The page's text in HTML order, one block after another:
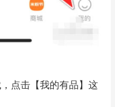
点击【我的有品】这